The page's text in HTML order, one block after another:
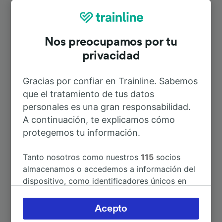
Rutas más populares desde Mantova
Frassine
A Mantova 8min
A Carpi 5h 45min
A Bonferraro 20min
Nos preocupamos por tu
privacidad
Gracias por confiar en Trainline. Sabemos
que el tratamiento de tus datos
personales es una gran responsabilidad.
A continuación, te explicamos cómo
protegemos tu información.
Tanto nosotros como nuestros115 socios
almacenamos o accedemos a información del
dispositivo, como identificadores únicos en
Puedes aceptar o administrar tus preferencias
haciendo clic abajo, incluido el derecho de
Acepto